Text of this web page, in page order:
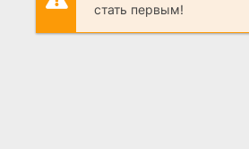
стать первым!